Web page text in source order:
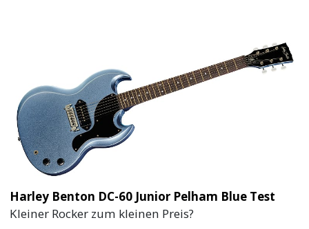
Harley Benton DC-60 Junior Pelham Blue Test
Kleiner Rocker zum kleinen Preis?